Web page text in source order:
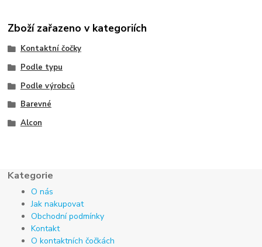
Zboží zařazeno v kategoriích
Kontaktní čočky
Podle typu
Podle výrobců
Barevné
Alcon
Kategorie
O nás
Jak nakupovat
Obchodní podmínky
Kontakt
O kontaktních čočkách